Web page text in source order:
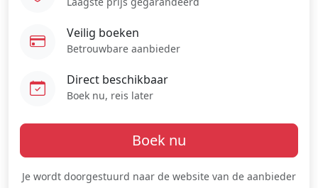
Veilig boeken
Betrouwbare aanbieder
Direct beschikbaar
Boek nu, reis later
Boek nu
Je wordt doorgestuurd naar de website van de aanbieder